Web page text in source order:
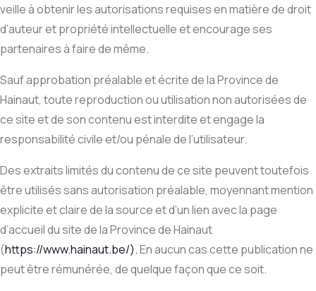
veille à obtenir les autorisations requises en matière de droit
d’auteur et propriété intellectuelle et encourage ses
partenaires à faire de même.
Sauf approbation préalable et écrite de la Province de
Hainaut, toute reproduction ou utilisation non autorisées de
ce site et de son contenu est interdite et engage la
responsabilité civile et/ou pénale de l’utilisateur.
Des extraits limités du contenu de ce site peuvent toutefois
être utilisés sans autorisation préalable, moyennant mention
explicite et claire de la source et d’un lien avec la page
d’accueil du site de la Province de Hainaut
(https://www.hainaut.be/).En aucun cas cette publication ne
peut être rémunérée, de quelque façon que ce soit.